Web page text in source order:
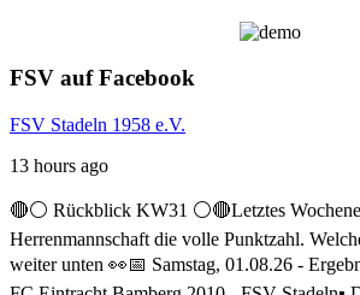
FSV auf Facebook
FSV Stadeln 1958 e.V.
13 hours ago
🔴⚪ Rückblick KW31 ⚪️🔴Letztes
Herrenmannschaft die volle Punktzahl.
weiter unten 👀📅 Samstag, 01.08.26 -